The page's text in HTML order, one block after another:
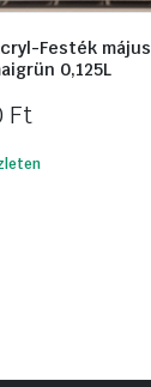
Festék május
0,125L
Ft